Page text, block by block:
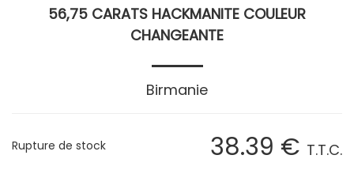
56,75 CARATS HACKMANITE COULEUR
CHANGEANTE
Birmanie
38.39 € T.T.C.
Rupture de stock